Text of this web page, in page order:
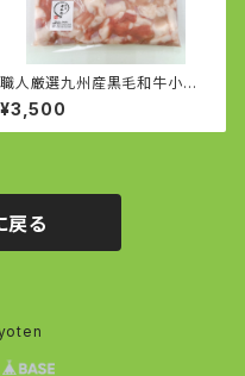
職人厳選九州産黒毛和牛小腸1
kg
¥3,500
戻る